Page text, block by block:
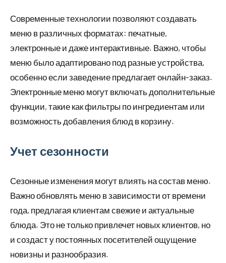
Современные технологии позволяют создавать
меню в различных форматах: печатные,
электронные и даже интерактивные. Важно, чтобы
меню было адаптировано под разные устройства,
особенно если заведение предлагает онлайн-заказ.
Электронные меню могут включать дополнительные
функции, такие как фильтры по ингредиентам или
возможность добавления блюд в корзину.
Учет сезонности
Сезонные изменения могут влиять на состав меню.
Важно обновлять меню в зависимости от времени
года, предлагая клиентам свежие и актуальные
блюда. Это не только привлечет новых клиентов, но
и создаст у постоянных посетителей ощущение
новизны и разнообразия.